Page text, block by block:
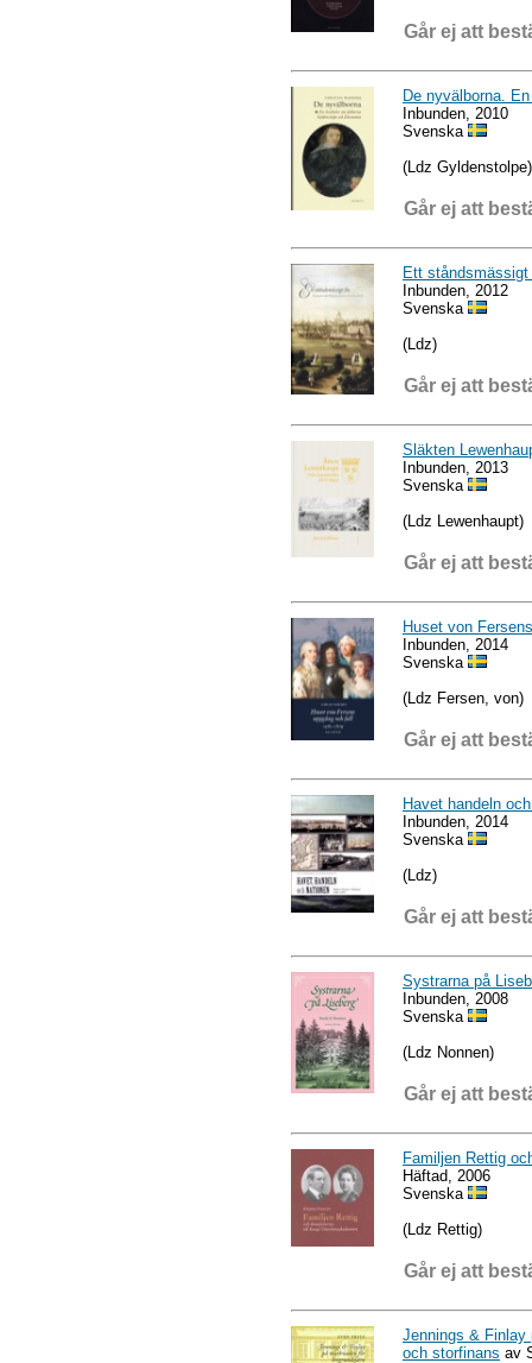
Går ej att
De nyvälborna.
Inbunden, 2010
Svenska
(Ldz Gyldenstolpe)
Går ej att
Ett
Inbunden, 2012
Svenska
(Ldz)
Går ej att
Släkten
Inbunden, 2013
Svenska
(Ldz Lewenhaupt)
Går ej att
Huset von
Inbunden, 2014
Svenska
(Ldz Fersen, von)
Går ej att
Havet handeln
Inbunden, 2014
Svenska
(Ldz)
Går ej att
Systrarna på
Inbunden, 2008
Svenska
(Ldz Nonnen)
Går ej att
Familjen Rettig
Häftad, 2006
Svenska
(Ldz Rettig)
Går ej att
Jennings & Finlay
och storfinans av